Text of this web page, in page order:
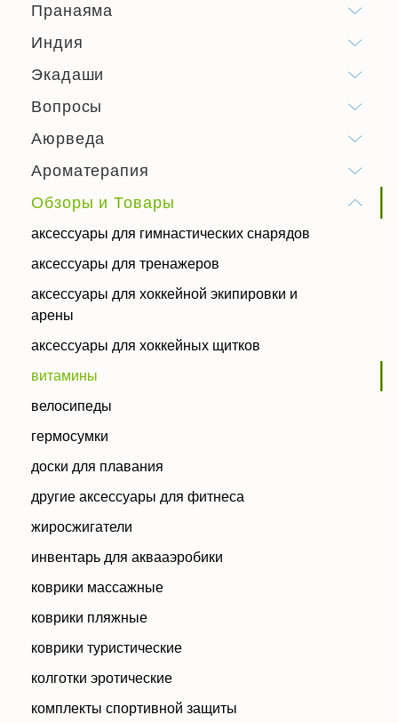
Пранаяма
Индия
Экадаши
Вопросы
Аюрведа
Ароматерапия
Обзоры и Товары
аксессуары для гимнастических снарядов
аксессуары для тренажеров
аксессуары для хоккейной экипировки и
арены
аксессуары для хоккейных щитков
витамины
велосипеды
гермосумки
доски для плавания
другие аксессуары для фитнеса
жиросжигатели
инвентарь для аквааэробики
коврики массажные
коврики пляжные
коврики туристические
колготки эротические
комплекты спортивной защиты